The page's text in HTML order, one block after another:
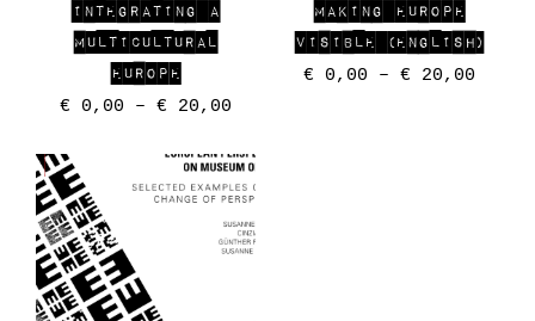
INTEGRATING A
MULTICULTURAL
EUROPE
€ 0,00 – € 20,00
MAKING EUROPE
VISIBLE (ENGLISH)
€ 0,00 – € 20,00